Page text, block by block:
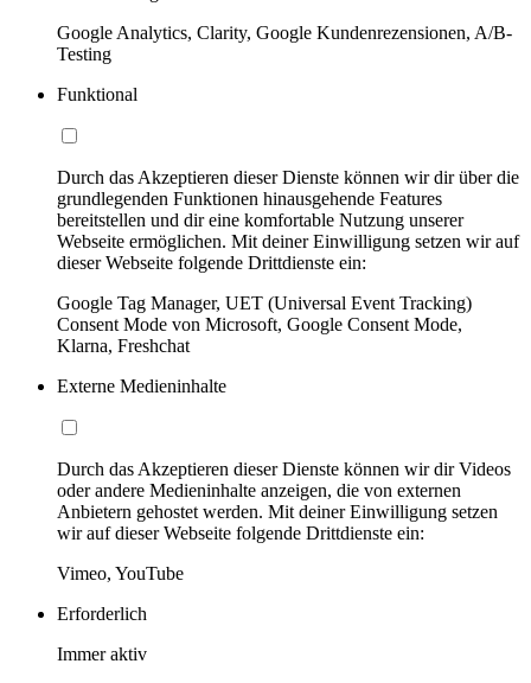
Google Analytics, Clarity, Google Kundenrezensionen, A/B-
Testing
Funktional
Durch das Akzeptieren dieser Dienste können wir dir über die
grundlegenden Funktionen hinausgehende Features
bereitstellen und dir eine komfortable Nutzung unserer
Webseite ermöglichen. Mit deiner Einwilligung setzen wir auf
dieser Webseite folgende Drittdienste ein:
Google Tag Manager, UET (Universal Event Tracking)
Consent Mode von Microsoft, Google Consent Mode,
Klarna, Freshchat
Externe Medieninhalte
Durch das Akzeptieren dieser Dienste können wir dir Videos
oder andere Medieninhalte anzeigen, die von externen
Anbietern gehostet werden. Mit deiner Einwilligung setzen
wir auf dieser Webseite folgende Drittdienste ein:
Vimeo, YouTube
Erforderlich
Immer aktiv